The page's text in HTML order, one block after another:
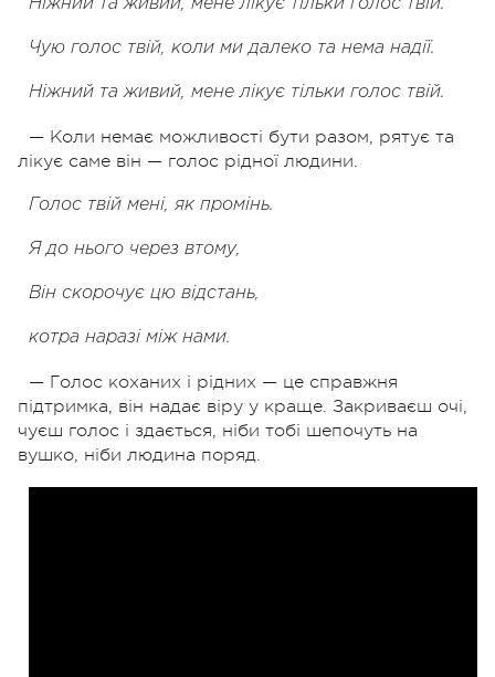
Ніжний та живий, мене лікує тільки голос твій.
Чую голос твій, коли ми далеко та нема надії.
Ніжний та живий, мене лікує тільки голос твій.
— Коли немає можливості бути разом, рятує та
лікує саме він — голос рідної людини.
Голос твій мені, як промінь.
Я до нього через втому,
Він скорочує цю відстань,
котра наразі між нами.
— Голос коханих і рідних — це справжня
підтримка, він надає віру у краще. Закриваєш очі,
чуєш голос і здається, ніби тобі шепочуть на
вушко, ніби людина поряд.